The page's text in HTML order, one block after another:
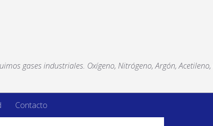
gases industriales. Oxígeno, Nitrógeno, Argón, Acetileno,
Contacto